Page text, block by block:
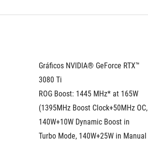
Gráficos NVIDIA® GeForce RTX™
3080 Ti
ROG Boost: 1445 MHz* at 165W
(1395MHz Boost Clock+50MHz OC,
140W+10W Dynamic Boost in
Turbo Mode, 140W+25W in Manual